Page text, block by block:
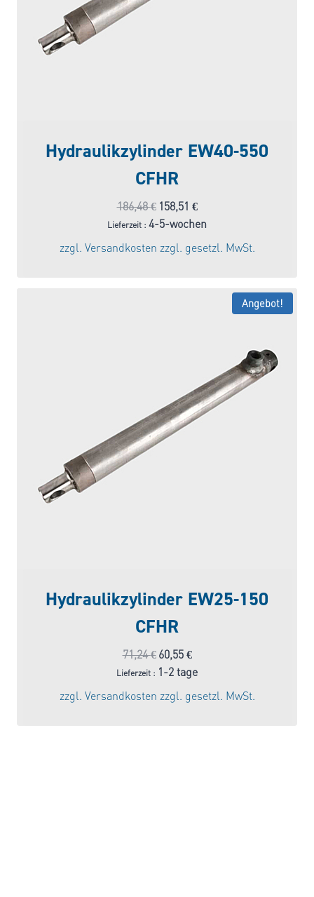
Hydraulikzylinder EW40-550
CFHR
186,48€ Ursprünglicher
Preis
war:
186,48 €
158,51 €Aktueller
Preis
Lieferzeit : 4-5-wochen
zzgl. Versandkosten zzgl. gesetzl. MwSt.
Angebot!
Hydraulikzylinder EW25-150
CFHR
71,24€ Ursprünglicher
Preis
war:
71,24 €
60,55 €Aktueller
Preis
Lieferzeit : 1-2 tage
zzgl. Versandkosten zzgl. gesetzl. MwSt.